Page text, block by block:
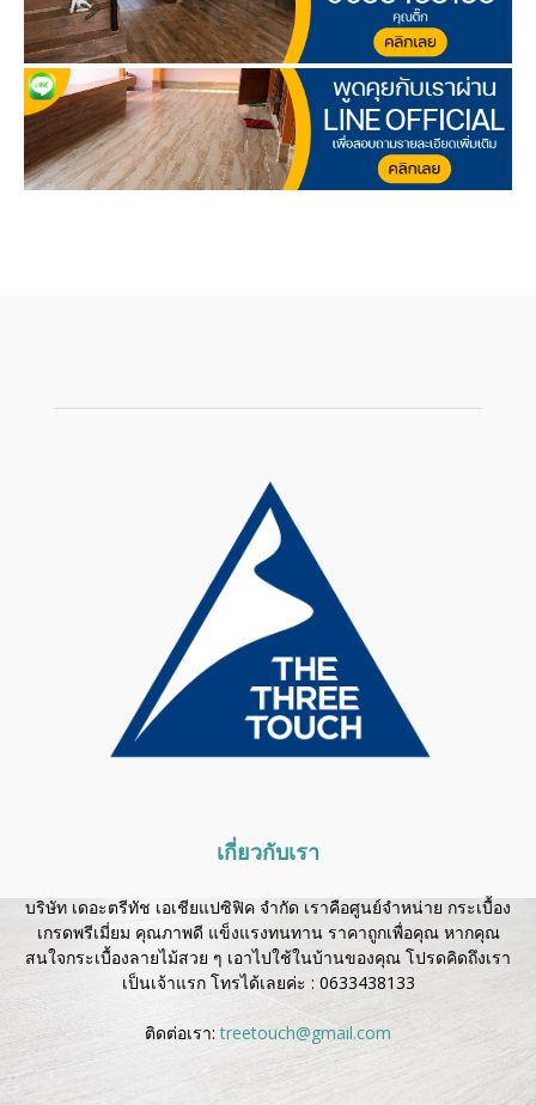
เกี่ยวกับเรา
บริษัท เดอะตรีทัช เอเชียแปซิฟิค จำกัด เราคือศูนย์จำหน่าย กระเบื้อง
เกรดพรีเมี่ยม คุณภาพดี แข็งแรงทนทาน ราคาถูกเพื่อคุณ หากคุณ
สนใจกระเบื้องลายไม้สวย ๆ เอาไปใช้ในบ้านของคุณ โปรดคิดถึงเรา
เป็นเจ้าแรก โทรได้เลยค่ะ : 0633438133
ติดต่อเรา:treetouch@gmail.com